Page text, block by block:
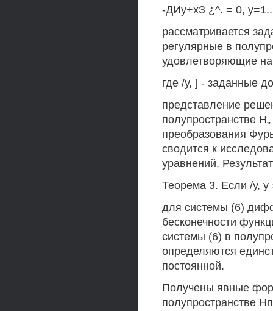
-ДИу+хЗ ¿^. = 0,
рассматривается
регулярные в
удовлетворяющие на
где /у, ] - заданные
представление
полупространстве
преобразования
сводится к
уравнений.
Теорема 3. Если /у,
для системы (6)
бесконечности
системы (6) в
определяются
постоянной.
Получены явные
полупространстве